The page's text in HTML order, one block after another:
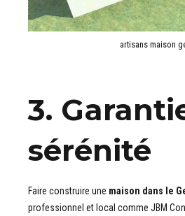
artisans maison
3.
sérénité
Faire construire une maison dans le
professionnel et local comme JBM